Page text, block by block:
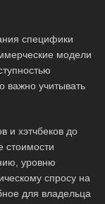
специфики
модели
важно учитывать
и хэтчбеков до
стоимости
уровню
спросу на
для владельца